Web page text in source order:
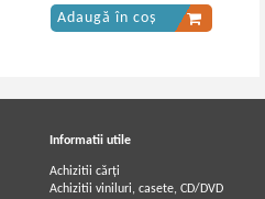
Adaugă în coș
Informatii utile
Achizitii cărți
Achizitii viniluri, casete, CD/DVD